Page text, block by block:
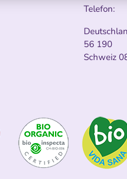
Telefon:
56 190
Schweiz